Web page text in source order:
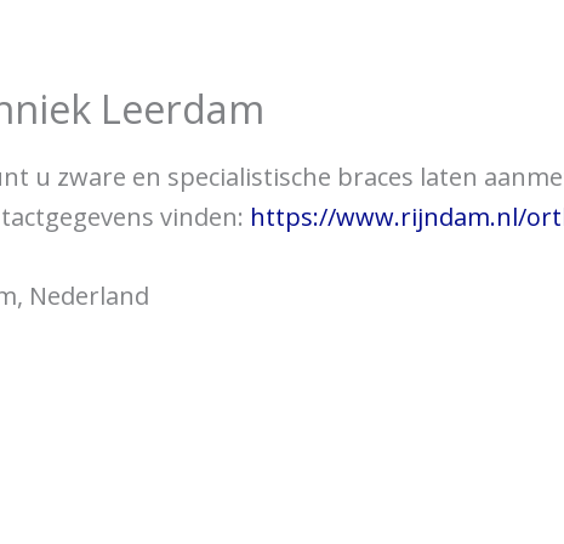
Leerdam
u zware en specialistische braces laten
vinden: https://www.rijndam.nl/
Nederland